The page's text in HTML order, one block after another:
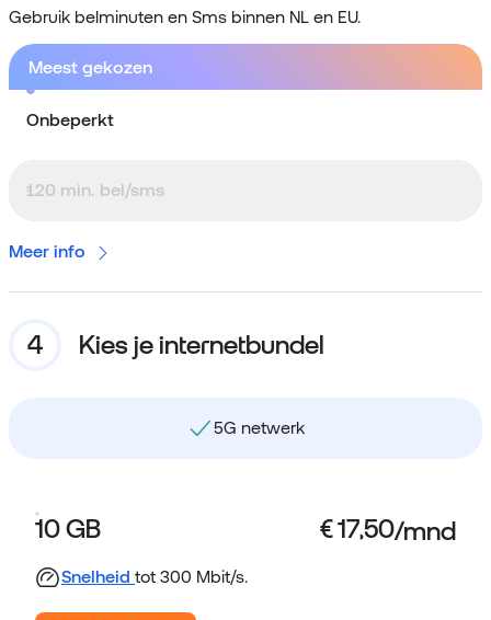
Gebruik belminuten en Sms binnen NL en EU.
Meest gekozen
Onbeperkt
120 min. bel/sms
Meer info
Kies je internetbundel
Gebruik data binnen NL
10 GB
Snelheid tot 300 Mbit/s.